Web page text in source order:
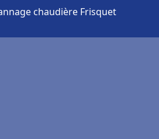
chaudière Frisquet